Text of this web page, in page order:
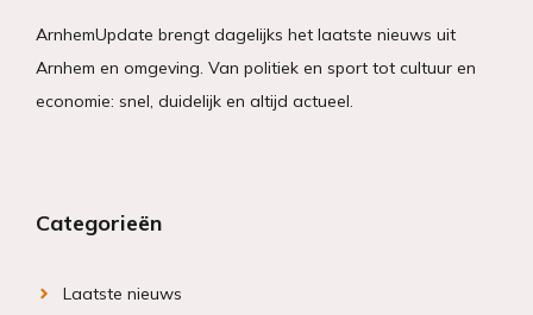
ArnhemUpdate brengt dagelijks het laatste nieuws uit
Arnhem en omgeving. Van politiek en sport tot cultuur en
economie: snel, duidelijk en altijd actueel.
Categorieën
Laatste nieuws